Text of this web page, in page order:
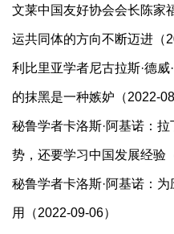
文莱中国友好协会会长陈家
运共同体的方向不断迈进（
利比里亚学者尼古拉斯·德
的抹黑是一种嫉妒（2022-
秘鲁学者卡洛斯·阿基诺：
势，还要学习中国发展经验
秘鲁学者卡洛斯·阿基诺：
用（2022-09-06）